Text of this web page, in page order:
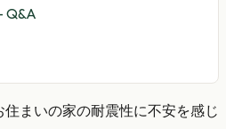
Q&A
まいの家の耐震性に不安を感じ